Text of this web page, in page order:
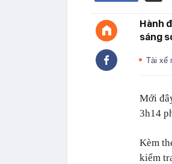
Hành
sáng
Tài xế
Mới
3h14
Kèm
kiểm